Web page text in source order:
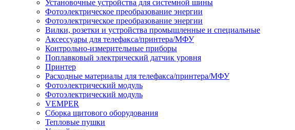
Установочные устройства для системной шины
Фотоэлектрическое преобразование энергии
Фотоэлектрическое преобразование энергии
Вилки, розетки и устройства промышленные и специальные
Аксессуары для телефакса/принтера/МФУ
Контрольно-измерительные приборы
Поплавковый электрический датчик уровня
Принтер
Расходные материалы для телефакса/принтера/МФУ
Фотоэлектрический модуль
Фотоэлектрический модуль
VEMPER
Сборка щитового оборудования
Тепловые пушки